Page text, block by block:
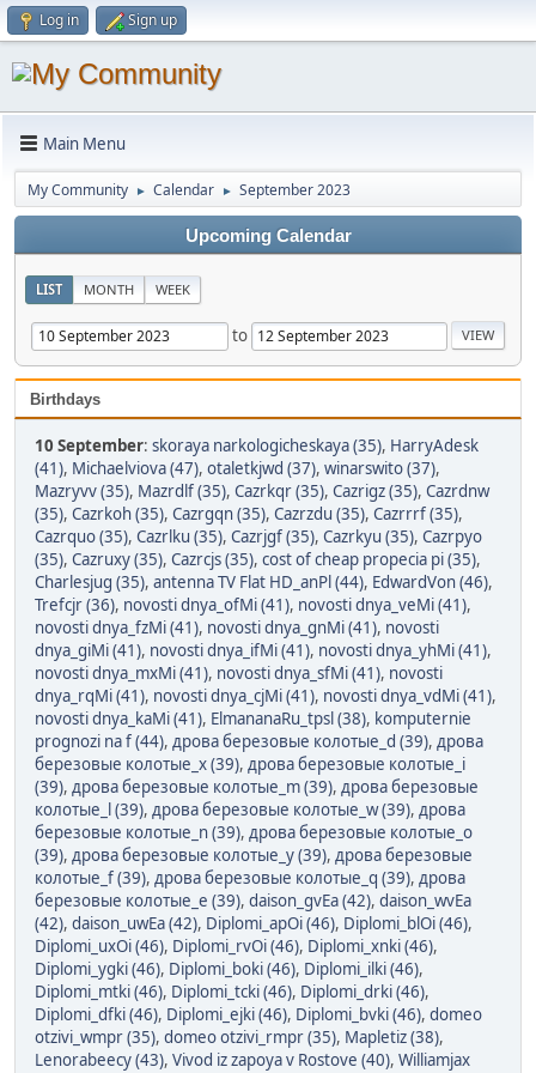
Log in Sign up
Main Menu
My Community ► Calendar ► September 2023
Upcoming Calendar
LIST MONTH WEEK
to
Birthdays
10 September: skoraya narkologicheskaya (35), HarryAdesk
(41), Michaelviova (47), otaletkjwd (37), winarswito (37),
Mazryvv (35), Mazrdlf (35), Cazrkqr (35), Cazrigz (35), Cazrdnw
(35), Cazrkoh (35), Cazrgqn (35), Cazrzdu (35), Cazrrrf (35),
Cazrquo (35), Cazrlku (35), Cazrjgf (35), Cazrkyu (35), Cazrpyo
(35), Cazruxy (35), Cazrcjs (35), cost of cheap propecia pi (35),
Charlesjug (35), antenna TV Flat HD_anPl (44), EdwardVon (46),
Trefcjr (36), novosti dnya_ofMi (41), novosti dnya_veMi (41),
novosti dnya_fzMi (41), novosti dnya_gnMi (41), novosti
dnya_giMi (41), novosti dnya_ifMi (41), novosti dnya_yhMi (41),
novosti dnya_mxMi (41), novosti dnya_sfMi (41), novosti
dnya_rqMi (41), novosti dnya_cjMi (41), novosti dnya_vdMi (41),
novosti dnya_kaMi (41), ElmananaRu_tpsl (38), komputernie
prognozi na f (44), дрова березовые колотые_d (39), дрова
березовые колотые_x (39), дрова березовые колотые_i
(39), дрова березовые колотые_m (39), дрова березовые
колотые_l (39), дрова березовые колотые_w (39), дрова
березовые колотые_n (39), дрова березовые колотые_o
(39), дрова березовые колотые_y (39), дрова березовые
колотые_f (39), дрова березовые колотые_q (39), дрова
березовые колотые_e (39), daison_gvEa (42), daison_wvEa
(42), daison_uwEa (42), Diplomi_apOi (46), Diplomi_blOi (46),
Diplomi_uxOi (46), Diplomi_rvOi (46), Diplomi_xnki (46),
Diplomi_ygki (46), Diplomi_boki (46), Diplomi_ilki (46),
Diplomi_mtki (46), Diplomi_tcki (46), Diplomi_drki (46),
Diplomi_dfki (46), Diplomi_ejki (46), Diplomi_bvki (46), domeo
otzivi_wmpr (35), domeo otzivi_rmpr (35), Mapletiz (38),
Lenorabeecy (43), Vivod iz zapoya v Rostove (40), Williamjax